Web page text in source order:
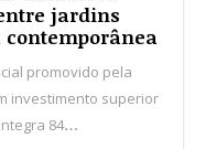
Lisboa:
a arquitetura